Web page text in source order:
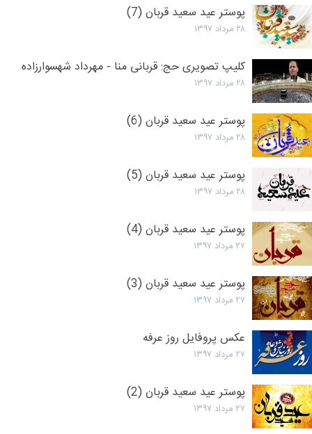
پوستر عید سعید قربان (7)
۲۸ مرداد ۱۳۹۷
کلیپ تصویری حج: قربانی منا - مهرداد شهسوارزاده
۲۸ مرداد ۱۳۹۷
پوستر عید سعید قربان (6)
۲۸ مرداد ۱۳۹۷
پوستر عید سعید قربان (5)
۲۸ مرداد ۱۳۹۷
پوستر عید سعید قربان (4)
۲۷ مرداد ۱۳۹۷
پوستر عید سعید قربان (3)
۲۷ مرداد ۱۳۹۷
عکس پروفایل روز عرفه
۲۷ مرداد ۱۳۹۷
پوستر عید سعید قربان (2)
۲۷ مرداد ۱۳۹۷